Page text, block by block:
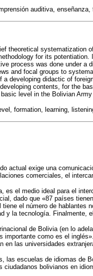
auditiva, enseñanza,
theoretical systematization
for its
process was done under
and focal groups to
a developing didactic of
contents, for the
level in the Bolivian Army
formation, learning,
actual exige una
comerciales, el
es el medio ideal para el
dado que «87 países
el número de hablantes
y la tecnología. Finalmente,
de Bolivia (en lo
importante como es el
en las universidades
las escuelas de idiomas de
ciudadanos bolivianos en